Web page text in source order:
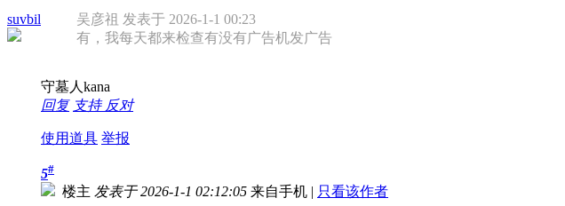
suvbil
吴彦祖 发表于 2026-1-1 00:23
有，我每天都来检查有没有广告机发广告
守墓人kana
回复 支持 反对
使用道具 举报
5#
楼主 发表于 2026-1-1 02:12:05 来自手机 | 只看该作者